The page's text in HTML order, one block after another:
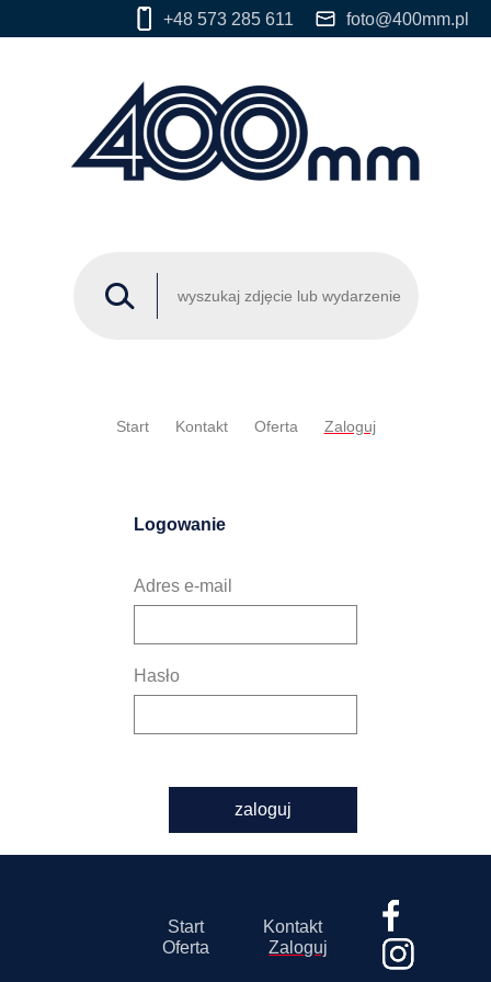
+48 573 285 611 foto@400mm.pl
Start Kontakt Oferta Zaloguj
Logowanie
Adres e-mail
Hasło
zaloguj
Start
Kontakt
Oferta
Zaloguj